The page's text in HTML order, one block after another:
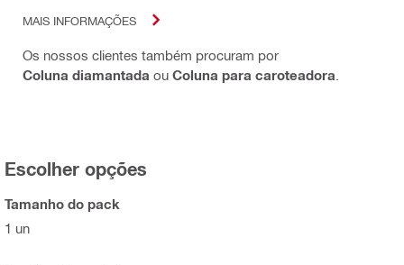
MAIS INFORMAÇÕES
Os nossos clientes também procuram por
Coluna diamantada ou Coluna para caroteadora
Escolher opções
Tamanho do pack
1 un